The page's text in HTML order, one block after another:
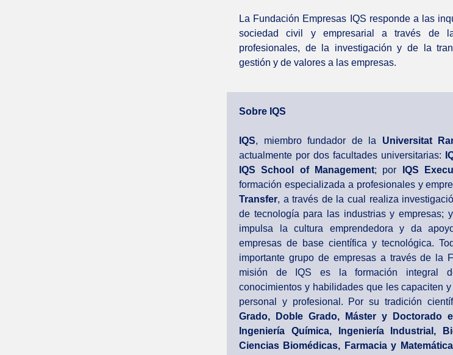
La Fundación Empresas IQS responde a las
sociedad civil y empresarial a través de
profesionales, de la investigación y de la
gestión y de valores a las empresas.
Sobre IQS
IQS, miembro fundador de la Universitat
actualmente por dos facultades universitarias:
IQS School of Management; por IQS
formación especializada a profesionales y
Transfer, a través de la cual realiza
de tecnología para las industrias y empresas;
impulsa la cultura emprendedora y da
empresas de base científica y tecnológica.
importante grupo de empresas a través de la
misión de IQS es la formación integral
conocimientos y habilidades que les capaciten
personal y profesional. Por su tradición
Grado, Doble Grado, Máster y Doctorado
Ingeniería Química, Ingeniería Industrial,
Ciencias Biomédicas, Farmacia y